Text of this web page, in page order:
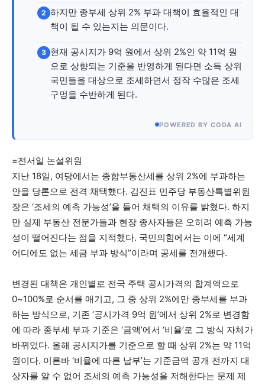
2 하지만 종부세 상위 2% 부과 대책이 효율적인 대
책이 될 수 있는지는 의문이다.
3 현재 공시지가 9억 원에서 상위 2%인 약 11억 원
으로 상향되는 기준을 반영하게 된다면 소득 상위
국민들을 대상으로 조세하면서 정작 수많은 조세
구멍을 수반하게 된다.
POWERED BY CODA AI
=전서일 논설위원
지난 18일, 여당에서는 종합부동산세를 상위 2%에 부과하는
안을 당론으로 전격 채택했다. 김진표 민주당 부동산특별위원
장은 ‘조세의 예측 가능성’을 들어 채택의 이유를 밝혔다. 하지
만 실제 부동산 전문가들과 현장 종사자들은 오히려 예측 가능
성이 떨어진다는 점을 지적했다. 국민의힘에서는 이에 “세계
어디에도 없는 세금 부과 방식”이라며 공세를 전개했다.
변경된 대책은 개인별로 전국 주택 공시가격의 합계액으로
0~100%로 순서를 매기고, 그 중 상위 2%에만 종부세를 부과
하는 방식으로, 기존 ‘공시가격 9억 원’에서 상위 2%로 변경함
에 따라 종부세 부과 기준은 ‘금액’에서 ‘비율’로 그 방식 자체가
바뀌었다. 올해 공시지가를 기준으로 할 때 상위 2%는 약 11억
원이다. 이른바 ‘비율에 따른 납부’는 기준금액 공개 전까지 대
상자를 알 수 없어 조세의 예측 가능성을 저해한다는 문제 제